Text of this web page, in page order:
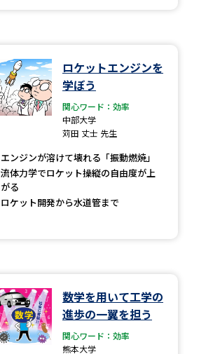
資料検索
学問検索
ロケットエンジンを
学ぼう
関心ワード：効率
中部大学
苅田 丈士 先生
エンジンが溶けて壊れる「振動燃焼」
流体力学でロケット操縦の自由度が上
がる
ロケット開発から水道管まで
数学を用いて工学の
進歩の一翼を担う
関心ワード：効率
熊本大学